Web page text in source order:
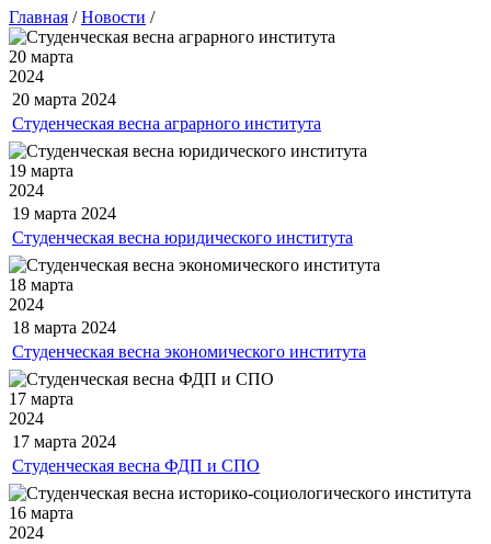
Главная /Новости /
20 марта
2024
20 марта 2024
Студенческая весна аграрного института
19 марта
2024
19 марта 2024
Студенческая весна юридического института
18 марта
2024
18 марта 2024
Студенческая весна экономического института
17 марта
2024
17 марта 2024
Студенческая весна ФДП и СПО
16 марта
2024